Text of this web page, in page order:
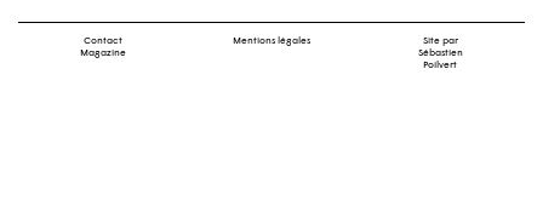
Contact
Magazine
Mentions légales
Site par
Sébastien
Poilvert